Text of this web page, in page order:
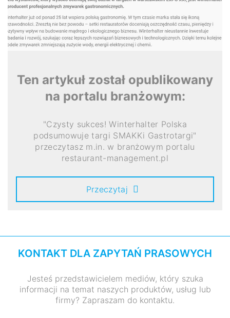
Ten artykuł został opublikowany
na portalu branżowym:
"Czysty sukces! Winterhalter Polska
podsumowuje targi SMAKKi Gastrotargi"
przeczytasz m.in. w branżowym portalu
restaurant-management.pl
Przeczytaj
KONTAKT DLA ZAPYTAŃ PRASOWYCH
Jesteś przedstawicielem mediów, który szuka
informacji na temat naszych produktów, usług lub
firmy? Zapraszam do kontaktu.